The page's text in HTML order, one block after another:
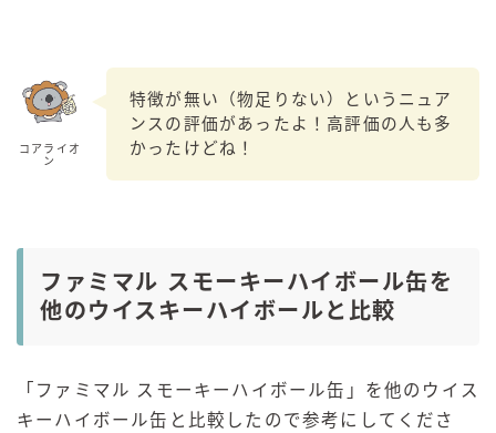
コアライオ
ン
特徴が無い（物足りない）というニュア
ンスの評価があったよ！高評価の人も多
かったけどね！
ファミマル スモーキーハイボール缶を
他のウイスキーハイボールと比較
「ファミマル スモーキーハイボール缶」を他のウイス
キーハイボール缶と比較したので参考にしてくださ